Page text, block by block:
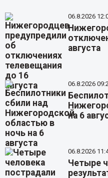
06.8.2026
августа
06.8.2026
на 6
06.8.2026
Четыре